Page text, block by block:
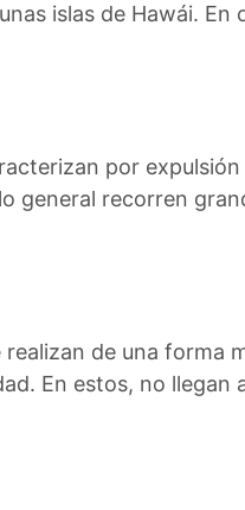
islas de Hawái. En
por
general recorren
de una forma
En estos, no llegan